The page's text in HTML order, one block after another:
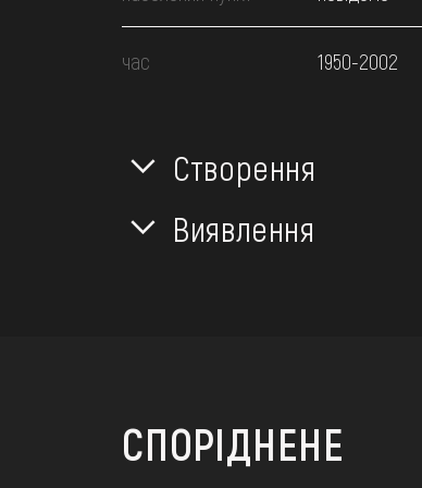
час 1950-2002
Створення
Виявлення
СПОРІДНЕНЕ